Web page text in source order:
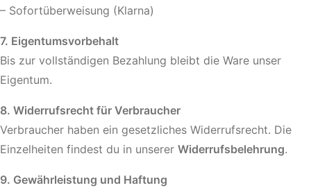
– Sofortüberweisung (Klarna)
7. Eigentumsvorbehalt
Bis zur vollständigen Bezahlung bleibt die Ware unser
Eigentum.
8. Widerrufsrecht für Verbraucher
Verbraucher haben ein gesetzliches Widerrufsrecht. Die
Einzelheiten findest du in unserer Widerrufsbelehrung.
9. Gewährleistung und Haftung